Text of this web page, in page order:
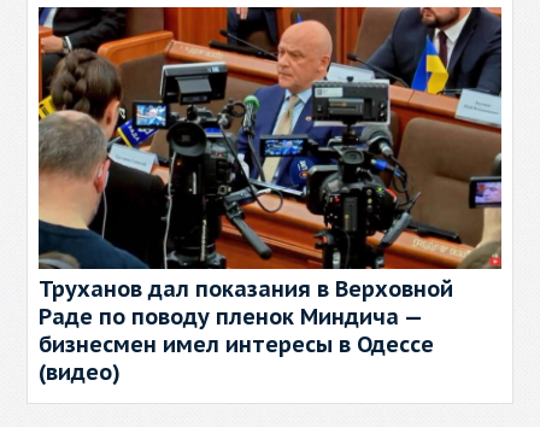
Труханов дал показания в Верховной
Раде по поводу пленок Миндича —
бизнесмен имел интересы в Одессе
(видео)